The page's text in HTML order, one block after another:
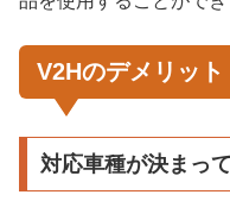
V2Hのデメリット
対応車種が決まっ